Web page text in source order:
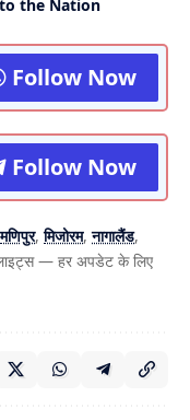
the Nation
Follow Now
Follow Now
मणिपुर,मिजोरम,नागालैंड,
— हर अपडेट के लिए